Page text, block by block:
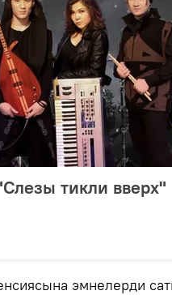
тикли
эмнелерди